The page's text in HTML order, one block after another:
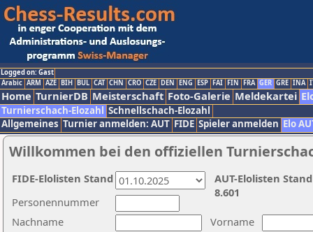
Logged on: Gast
Arabic ARM AZE BIH BUL CAT CHN CRO CZE DEN ENG ESP FAI FIN FRA GER GRE INA
Home TurnierDB Meisterschaft Foto-Galerie Meldekartei
Turnierschach-Elozahl Schnellschach-Elozahl
Allgemeines Turnier anmelden: AUT FIDE Spieler anmelden Elo
Willkommen bei den offiziellen
Nachname
Vorname
Personennummer
AUT-Elolisten
8.601
FIDE-Elolisten Stand